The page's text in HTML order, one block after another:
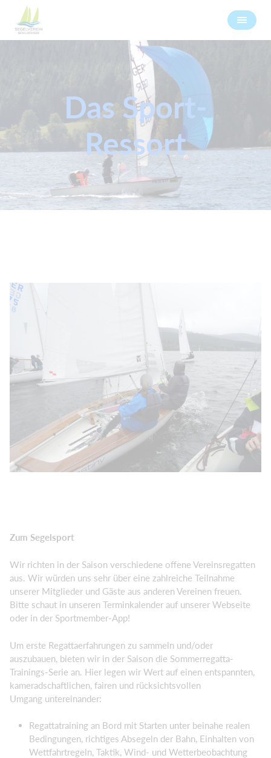
Das Sport-
Ressort
Zum Segelsport
Wir richten in der Saison verschiedene offene Vereinsregatten
aus. Wir würden uns sehr über eine zahlreiche Teilnahme
unserer Mitglieder und Gäste aus anderen Vereinen freuen.
Bitte schaut in unseren Terminkalender auf unserer Webseite
oder in der Sportmember-App!
Um erste Regattaerfahrungen zu sammeln und/oder
auszubauen, bieten wir in der Saison die Sommerregatta-
Trainings-Serie an. Hier legen wir Wert auf einen entspannten,
kameradschaftlichen, fairen und rücksichtsvollen
Umgang untereinander:
Regattatraining an Bord mit Starten unter beinahe realen
Bedingungen, richtiges Absegeln der Bahn, Einhalten von
Wettfahrtregeln, Taktik, Wind- und Wetterbeobachtung